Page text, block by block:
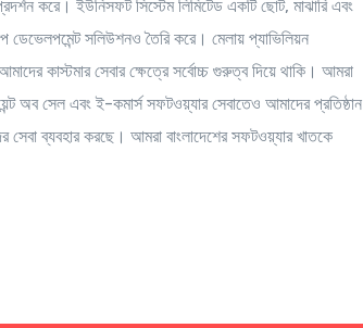
করে। ইউনিসফট সিস্টেম লিমিটেড একটি ছোট, মাঝারি এবং
সলিউশনও তৈরি করে। মেলায় প্যাভিলিয়ন
কাস্টমার সেবার ক্ষেত্রে সর্বোচ্চ গুরুত্ব দিয়ে থাকি। আমরা
অব সেল এবং ই-কমার্স সফটওয়্যার সেবাতেও আমাদের প্রতিষ্ঠান
সেবা ব্যবহার করছে। আমরা বাংলাদেশের সফটওয়্যার খাতকে